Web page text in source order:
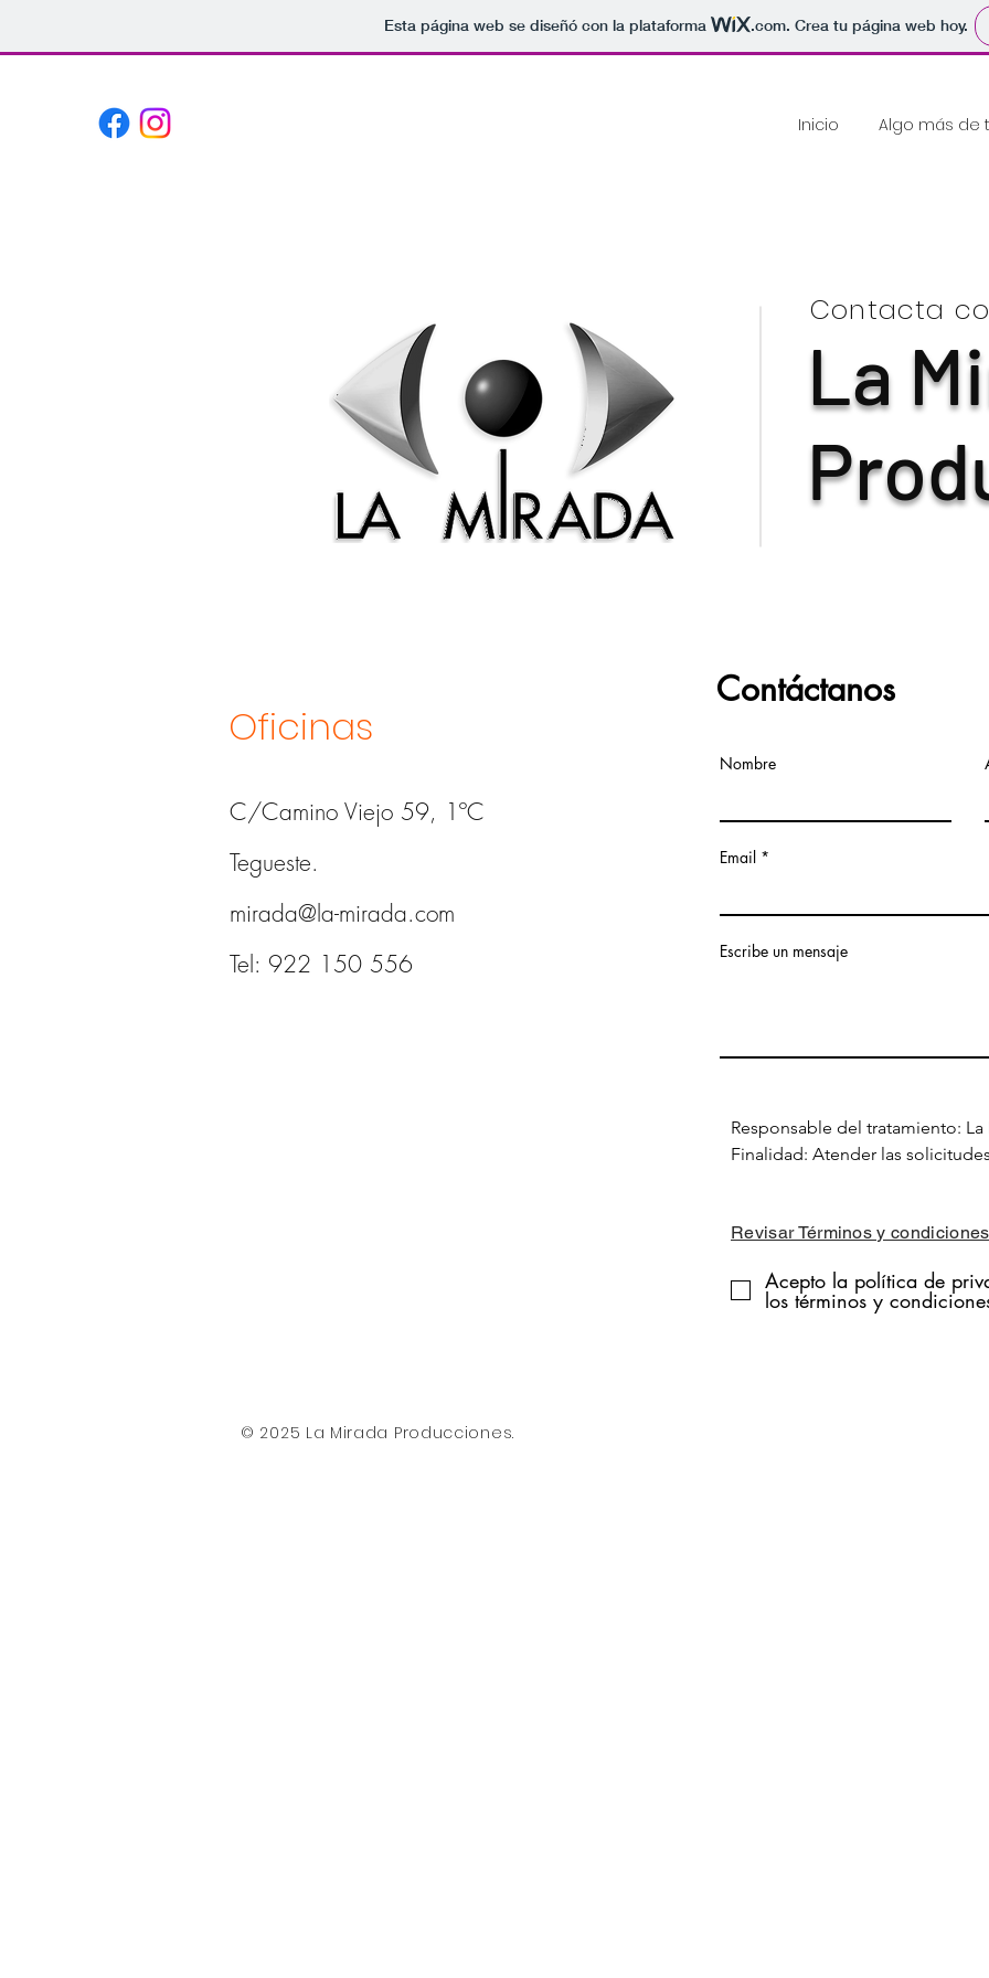
Esta página web se diseñó con la plataforma .com. Crea tu página web hoy.
Inicio Algo más de
Contacta
La
Oficinas
C/Camino Viejo 59, 1ºC
Tegueste.
mirada@la-mirada.com
Tel: 922 150 556
Contáctanos
Nombre
Email
Escribe un mensaje
Responsable del tratamiento:
Finalidad: Atender las
Destinatarios: No se cederán
necesario para atender su
Derechos: Podrá ejercer los
Revisar Términos y condiciones
Acepto la política de
los términos y
© 2025 La Mirada Producciones.